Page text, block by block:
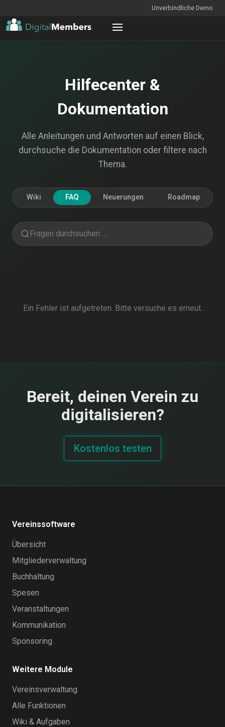
Unverbindliche Demo
Hilfecenter &
Dokumentation
Alle Anleitungen und Antworten auf einen Blick,
durchsuche die Dokumentation oder filtere nach
Thema.
Wiki FAQ Neuerungen Roadmap
Ein Fehler ist aufgetreten. Bitte versuche es erneut.
Bereit, deinen Verein zu
digitalisieren?
Kostenlos testen
Vereinssoftware
Übersicht
Mitgliederverwaltung
Buchhaltung
Spesen
Veranstaltungen
Kommunikation
Sponsoring
Weitere Module
Vereinsverwaltung
Alle Funktionen
Wiki & Aufgaben